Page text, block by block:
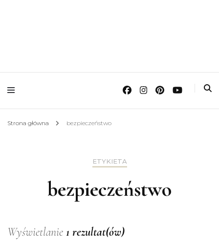
Strona główna bezpieczeństwo
ETYKIETA
bezpieczeństwo
Wyświetlanie 1 rezultat(ów)